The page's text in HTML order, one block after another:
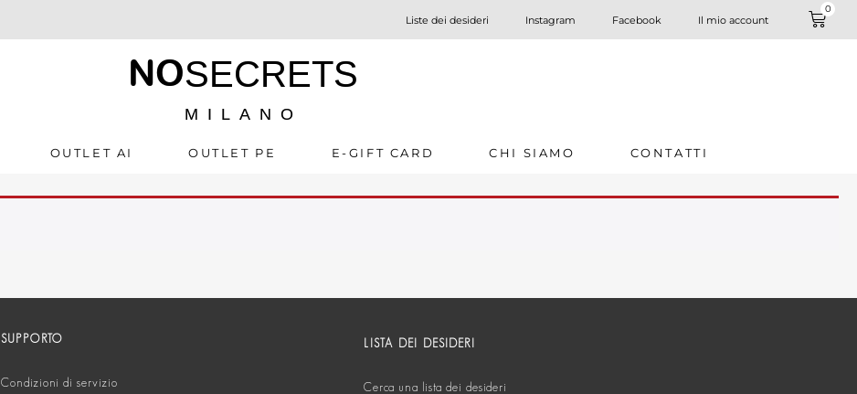
Liste dei desideri Instagram Facebook Il mio account
0
NOSECRETS
MILANO
OUTLET AI OUTLET PE E-GIFT CARD CHI SIAMO CONTATTI
SUPPORTO
Condizioni di servizio
LISTA DEI DESIDERI
Cerca una lista dei desideri